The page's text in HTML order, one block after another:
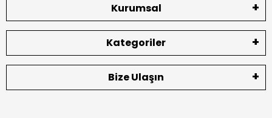
Kurumsal
Kategoriler
Bize Ulaşın